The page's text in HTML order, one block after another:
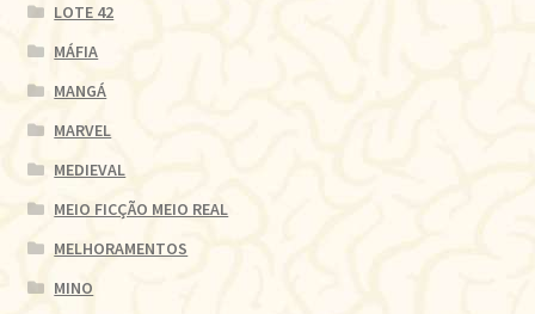
LOTE 42
MÁFIA
MANGÁ
MARVEL
MEDIEVAL
MEIO FICÇÃO MEIO REAL
MELHORAMENTOS
MINO